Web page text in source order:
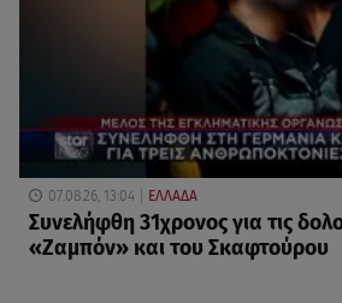
07.08.26, 13:04 ΕΛΛΑΔΑ
Συνελήφθη 31χρονος για τις
«Ζαμπόν» και του Σκαφτούρου